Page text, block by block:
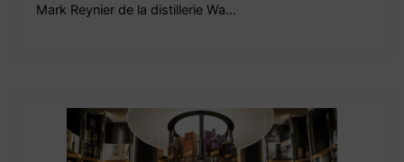
Mark Reynier de la distillerie Wa…